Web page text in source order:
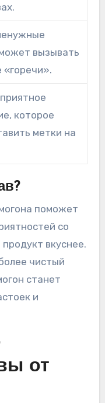
вызывать
которое
метки на
поможет
со
вкуснее.
чистый
станет
и
от